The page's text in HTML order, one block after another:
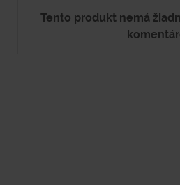
Tento produkt nemá